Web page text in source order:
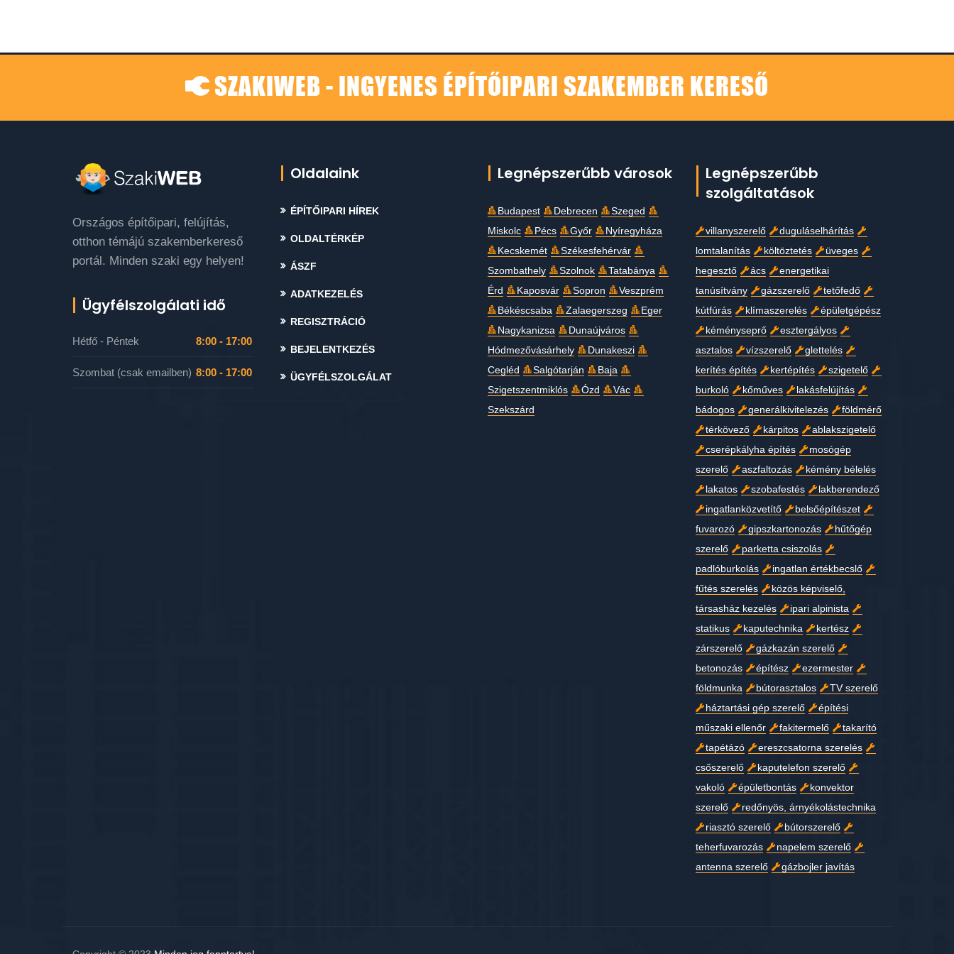
SZAKIWEB - INGYENES ÉPÍTŐIPARI SZAKEMBER KERESŐ
Országos építőipari, felújítás,
otthon témájú szakemberkereső
portál. Minden szaki egy helyen!
Ügyfélszolgálati idő
Hétfő - Péntek 8:00 - 17:00
Szombat (csak emailben) 8:00 - 17:00
Oldalaink
ÉPÍTŐIPARI HÍREK
OLDALTÉRKÉP
ÁSZF
ADATKEZELÉS
REGISZTRÁCIÓ
BEJELENTKEZÉS
ÜGYFÉLSZOLGÁLAT
Legnépszerűbb városok
Budapest Debrecen
Szeged
Miskolc
Pécs Győr
Nyíregyháza
Kecskemét
Székesfehérvár
Szombathely
Szolnok
Tatabánya
Érd
Kaposvár Sopron
Veszprém
Békéscsaba
Zalaegerszeg
Eger
Nagykanizsa
Dunaújváros
Hódmezővásárhely
Dunakeszi
Cegléd
Salgótarján
Baja
Szigetszentmiklós
Ózd
Vác
Szekszárd
Legnépszerűbb
szolgáltatások
villanyszerelő
duguláselhárítás
lomtalanítás
költöztetés
üveges
hegesztő
ács
energetikai
tanúsítvány
gázszerelő
tetőfedő
kútfúrás
klímaszerelés
épületgépész
kéményseprő
esztergályos
asztalos
vízszerelő
glettelés
kerítés építés
kertépítés
szigetelő
burkoló
kőműves
lakásfelújítás
bádogos
generálkivitelezés
földmérő
térkövező
kárpitos
ablakszigetelő
cserépkályha építés
mosógép
szerelő
aszfaltozás
kémény bélelés
lakatos
szobafestés
lakberendező
ingatlanközvetítő
belsőépítészet
fuvarozó
gipszkartonozás
hűtőgép
szerelő
parketta csiszolás
padlóburkolás
ingatlan értékbecslő
fűtés szerelés
közös képviselő,
társasház kezelés
ipari alpinista
statikus
kaputechnika
kertész
zárszerelő
gázkazán szerelő
betonozás
építész
ezermester
földmunka
bútorasztalos
TV szerelő
háztartási gép szerelő
építési
műszaki ellenőr
fakitermelő
takarító
tapétázó
ereszcsatorna szerelés
csőszerelő
kaputelefon szerelő
vakoló
épületbontás
konvektor
szerelő
redőnyös, árnyékolástechnika
riasztó szerelő
bútorszerelő
teherfuvarozás
napelem szerelő
antenna szerelő
gázbojler javítás